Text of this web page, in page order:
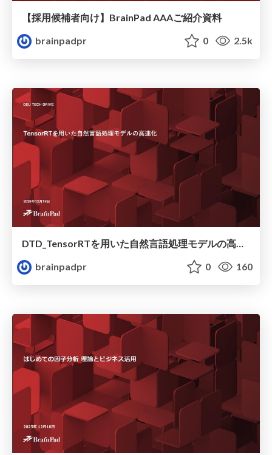
【採用候補者向け】BrainPad AAAご紹介資料
brainpadpr
0 2.5k
DTD_TensorRTを用いた自然言語処理モデルの高速化
brainpadpr
0 160